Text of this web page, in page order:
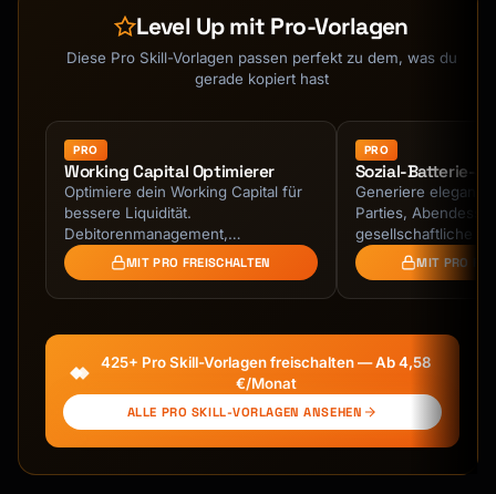
│  └─────────────┘    └─────────────┘
└─────────────┘     │
│       │                    │
│       ▼                    ▼
▼             │
│  Calendar Sync      Database Store
Email/SMS Send      │
│  (Google/O365)      (Event Record)
(Reminders)         │
│
─────────────────┘
```
## Availability Configuration
### Basic Availability Rules
Level Up mit Pro-Vorlagen
Diese Pro Skill-Vorlagen passen perfekt zu dem, was du
gerade kopiert hast
PRO
Working Capital Optimierer
Optimiere dein Working Capital für
bessere Liquidität.
Debitorenmanagement,
Lageroptimierung und
Kreditorenstrategien.
MIT PRO FREISCHALTEN
PRO
Sozial-Batterie-
Generiere elegante
Parties,
gesellschaftliche
verlassen ohne
beschädigen oder
MIT PRO
425+ Pro Skill-Vorlagen freischalten — Ab 4,58
€/Monat
ALLE PRO SKILL-VORLAGEN ANSEHEN